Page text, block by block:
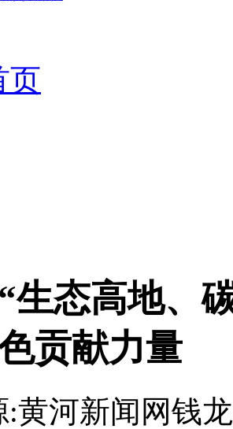
页
生态高地、
贡献力量
黄河新闻网钱龙